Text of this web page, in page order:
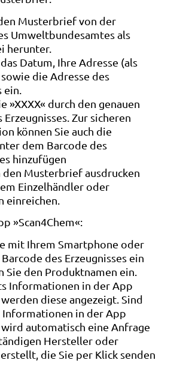
Musterbrief von der
Umweltbundesamtes als
herunter.
Datum, Ihre Adresse (als
die Adresse des
»XXXX« durch den genauen
Erzeugnisses. Zur sicheren
können Sie auch die
dem Barcode des
hinzufügen
den Musterbrief ausdrucken
Einzelhändler oder
einreichen.
»Scan4Chem«:
mit Ihrem Smartphone oder
des Erzeugnisses ein
Sie den Produktnamen ein.
Informationen in der App
diese angezeigt. Sind
Informationen in der App
automatisch eine Anfrage
Hersteller oder
die Sie per Klick senden